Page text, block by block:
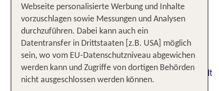
Meeresarmen, die ihr einen fjordähnlichen
Charakter verleihen. In Istrien finden sich
Landschaften von solch anrührender Schönheit,
dass der Betrachter nur andächtig verharren kann.
Wälder und Gebirgszüge laden zu Wanderungen,
bei denen Du die Vielfalt der Tier- und Pflanzenwelt
erlebst und Sehenswürdigkeiten wie unterirdische
Webseite personalisierte Werbung und Inhalte
vorzuschlagen sowie Messungen und Analysen
durchzuführen. Dabei kann auch ein
Datentransfer in Drittstaaten [z.B. USA] möglich
sein, wo vom EU-Datenschutzniveau abgewichen
werden kann und Zugriffe von dortigen Behörden
nicht ausgeschlossen werden können.